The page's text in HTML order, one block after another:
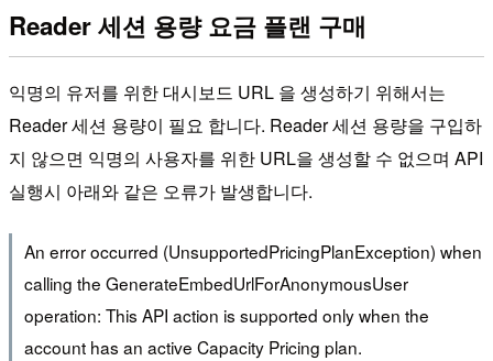
Reader 세션 용량 요금 플랜 구매
익명의 유저를 위한 대시보드 URL 을 생성하기 위해서는
Reader 세션 용량이 필요 합니다. Reader 세션 용량을 구입하
지 않으면 익명의 사용자를 위한 URL을 생성할 수 없으며 API
실행시 아래와 같은 오류가 발생합니다.
An error occurred (UnsupportedPricingPlanException) when
calling the GenerateEmbedUrlForAnonymousUser
operation: This API action is supported only when the
account has an active Capacity Pricing plan.